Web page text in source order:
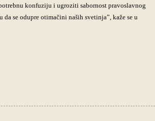
konfuziju i ugroziti sabornost pravoslavnog
da se odupre otimačini naših svetinja”, kaže se u